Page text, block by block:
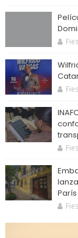
París